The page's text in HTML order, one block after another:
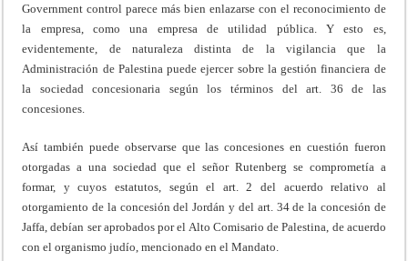
Government control parece más bien enlazarse con el reconocimiento de
la empresa, como una empresa de utilidad pública. Y esto es,
evidentemente, de naturaleza distinta de la vigilancia que la
Administración de Palestina puede ejercer sobre la gestión financiera de
la sociedad concesionaria según los términos del art. 36 de las
concesiones.
Así también puede observarse que las concesiones en cuestión fueron
otorgadas a una sociedad que el señor Rutenberg se comprometía a
formar, y cuyos estatutos, según el art. 2 del acuerdo relativo al
otorgamiento de la concesión del Jordán y del art. 34 de la concesión de
Jaffa, debían ser aprobados por el Alto Comisario de Palestina, de acuerdo
con el organismo judío, mencionado en el Mandato.